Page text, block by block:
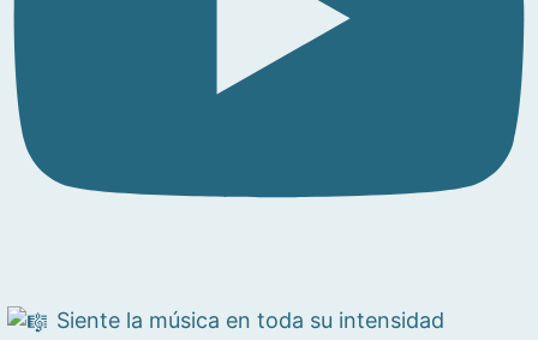
Siente la música en toda su intensidad